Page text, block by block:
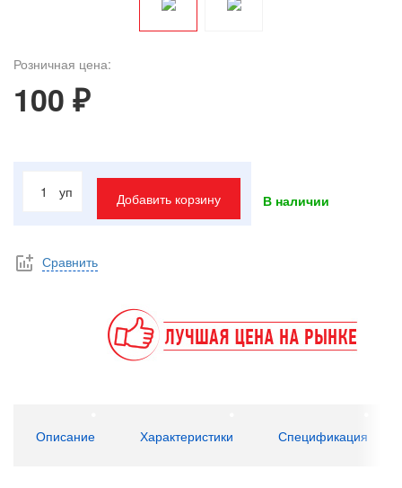
Розничная цена:
100 ₽
уп Добавить корзину В наличии
Сравнить
Описание Характеристики Спецификация